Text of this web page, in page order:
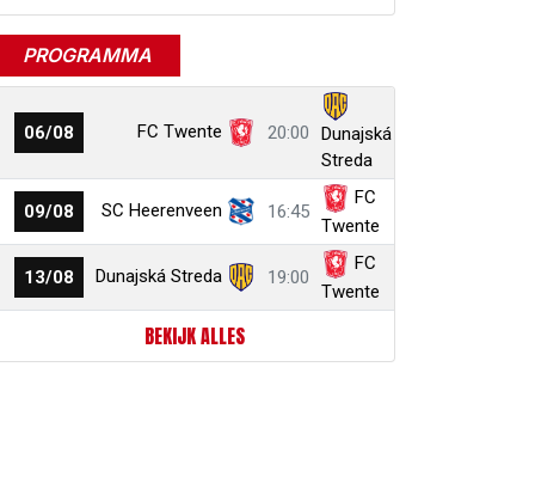
PROGRAMMA
06/08 FC Twente 20:00
Dunajská
Streda
09/08 SC Heerenveen 16:45
FC
Twente
13/08 Dunajská Streda 19:00
FC
Twente
BEKIJK ALLES